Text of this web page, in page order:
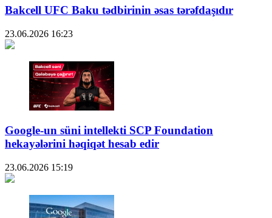
Bakcell UFC Baku tədbirinin əsas tərəfdaşıdır
23.06.2026 16:23
Google-un süni intellekti SCP Foundation
hekayələrini həqiqət hesab edir
23.06.2026 15:19